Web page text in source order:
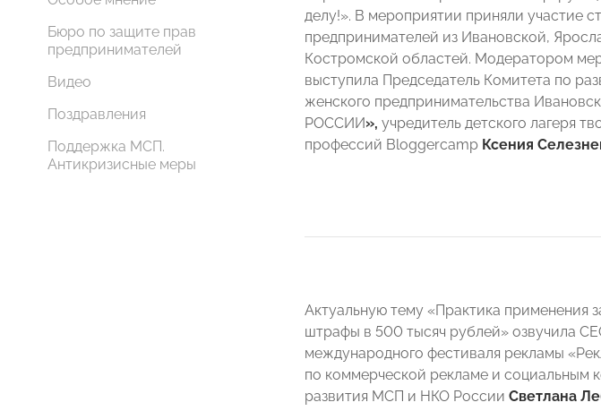
Бюро по защите прав
предпринимателей
Видео
Поздравления
Поддержка МСП.
Антикризисные меры
делу!». В мероприятии приняли участие
предпринимателей из Ивановской,
Костромской областей. Модератором
выступила Председатель Комитета по
женского предпринимательства
РОССИИ», учредитель детского лагеря
профессий Bloggercamp Ксения
Актуальную тему «Практика применения
штрафы в 500 тысяч рублей» озвучила
международного фестиваля рекламы
по коммерческой рекламе и социальным
развития МСП и НКО России Светлана